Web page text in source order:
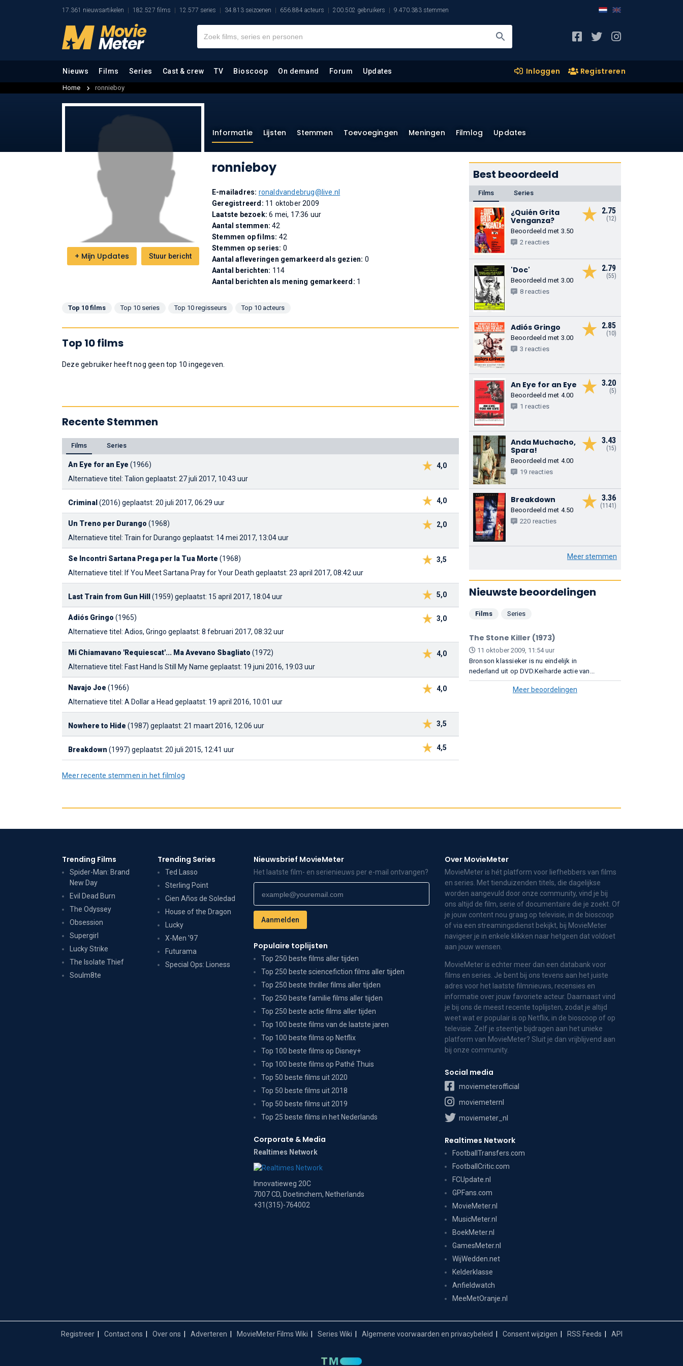
17.361 nieuwsartikelen 182.527 films 12.577 series 34.813 seizoenen 656.884 acteurs 200.502 gebruikers 9.470.383 stemmen
Nieuws Films Series Cast & crew TV Bioscoop On demand Forum Updates Inloggen Registreren
Home ronnieboy
+ Mijn Updates Stuur bericht
Informatie Lijsten Stemmen Toevoegingen Meningen Filmlog Updates
ronnieboy
E-mailadres: ronaldvandebrug@live.nl
Geregistreerd: 11 oktober 2009
Laatste bezoek:6 mei, 17:36 uur
Aantal stemmen:42
Stemmen op films: 42
Stemmen op series: 0
Aantal afleveringen gemarkeerd als gezien: 0
Aantal berichten: 114
Aantal berichten als mening gemarkeerd: 1
Top 10 films Top 10 series Top 10 regisseurs Top 10 acteurs
Top 10 films
Deze gebruiker heeft nog geen top 10 ingegeven.
Recente Stemmen
Films Series
4,0
An Eye for an Eye (1966)
Alternatieve titel: Talion geplaatst: 27 juli 2017, 10:43 uur
4,0
Criminal(2016) geplaatst: 20 juli 2017, 06:29 uur
2,0
Un Treno per Durango (1968)
Alternatieve titel: Train for Durango geplaatst: 14 mei 2017, 13:04 uur
3,5
Se Incontri Sartana Prega per la Tua Morte (1968)
Alternatieve titel: If You Meet Sartana Pray for Your Death geplaatst: 23 april 2017, 08:42 uur
5,0
Last Train from Gun Hill(1959) geplaatst: 15 april 2017, 18:04 uur
3,0
Adiós Gringo (1965)
Alternatieve titel: Adios, Gringo geplaatst: 8 februari 2017, 08:32 uur
4,0
Mi Chiamavano 'Requiescat'... Ma Avevano Sbagliato (1972)
Alternatieve titel: Fast Hand Is Still My Name geplaatst: 19 juni 2016, 19:03 uur
4,0
Navajo Joe (1966)
Alternatieve titel: A Dollar a Head geplaatst: 19 april 2016, 10:01 uur
3,5
Nowhere to Hide (1987) geplaatst: 21 maart 2016, 12:06 uur
4,5
Breakdown (1997) geplaatst: 20 juli 2015, 12:41 uur
Meer recente stemmen in het filmlog
Best beoordeeld
Films Series
2.75
(12)
¿Quién Grita
Venganza?
Beoordeeld met 3.50
2 reacties
2.79
(55)
'Doc'
Beoordeeld met 3.00
8 reacties
2.85
(10)
Adiós Gringo
Beoordeeld met 3.00
3 reacties
3.20
(5)
An Eye for an Eye
Beoordeeld met 4.00
1 reacties
3.43
(15)
Anda Muchacho,
Spara!
Beoordeeld met 4.00
19 reacties
3.36
(1141)
Breakdown
Beoordeeld met 4.50
220 reacties
Meer stemmen
Nieuwste beoordelingen
Films Series
The Stone Killer (1973)
11 oktober 2009, 11:54 uur
Bronson klassieker is nu eindelijk in
nederland uit op DVD.Keiharde actie van...
Meer beoordelingen
Trending Films
Spider-Man: Brand
New Day
Evil Dead Burn
The Odyssey
Obsession
Supergirl
Lucky Strike
The Isolate Thief
Soulm8te
Trending Series
Ted Lasso
Sterling Point
Cien Años de Soledad
House of the Dragon
Lucky
X-Men '97
Futurama
Special Ops: Lioness
Nieuwsbrief MovieMeter
Het laatste film- en serienieuws per e-mail ontvangen?
Populaire toplijsten
Top 250 beste films aller tijden
Top 250 beste sciencefiction films aller tijden
Top 250 beste thriller films aller tijden
Top 250 beste familie films aller tijden
Top 250 beste actie films aller tijden
Top 100 beste films van de laatste jaren
Top 100 beste films op Netflix
Top 100 beste films op Disney+
Top 100 beste films op Pathé Thuis
Top 50 beste films uit 2020
Top 50 beste films uit 2018
Top 50 beste films uit 2019
Top 25 beste films in het Nederlands
Corporate & Media
Realtimes Network
Innovatieweg 20C
7007 CD, Doetinchem, Netherlands
+31(315)-764002
Over MovieMeter
MovieMeter is hét platform voor liefhebbers van films
en series. Met tienduizenden titels, die dagelijkse
worden aangevuld door onze community, vind je bij
ons altijd de film, serie of documentaire die je zoekt. Of
je jouw content nou graag op televisie, in de bioscoop
of via een streamingsdienst bekijkt, bij MovieMeter
navigeer je in enkele klikken naar hetgeen dat voldoet
aan jouw wensen.
MovieMeter is echter meer dan een databank voor
films en series. Je bent bij ons tevens aan het juiste
adres voor het laatste filmnieuws, recensies en
informatie over jouw favoriete acteur. Daarnaast vind
je bij ons de meest recente toplijsten, zodat je altijd
weet wat er populair is op Netflix, in de bioscoop of op
televisie. Zelf je steentje bijdragen aan het unieke
platform van MovieMeter? Sluit je dan vrijblijvend aan
bij onze community.
Social media
moviemeterofficial
moviemeternl
moviemeter_nl
Realtimes Network
FootballTransfers.com
FootballCritic.com
FCUpdate.nl
GPFans.com
MovieMeter.nl
MusicMeter.nl
BoekMeter.nl
GamesMeter.nl
WijWedden.net
Kelderklasse
Anfieldwatch
MeeMetOranje.nl
Registreer Contact ons Over ons Adverteren MovieMeter Films Wiki Series Wiki Algemene voorwaarden en privacybeleid Consent wijzigen RSS Feeds API